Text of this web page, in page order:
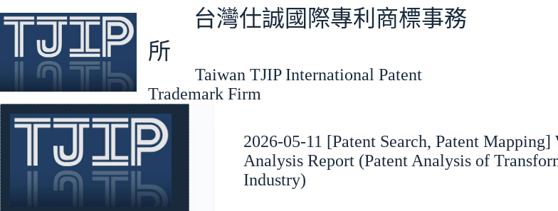
至
容
台灣仕誠國際專利商標事務
所
Taiwan TJIP International Patent
Trademark Firm
2026-05-11 [Patent Search, Patent
Analysis Report (Patent Analysis of
Industry)